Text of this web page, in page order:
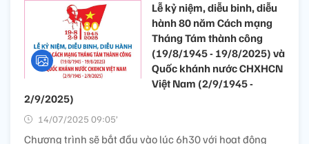
Lễ kỷ niệm, diễu binh, diễu
hành 80 năm Cách mạng
Tháng Tám thành công
(19/8/1945 - 19/8/2025) và
Quốc khánh nước CHXHCN
Việt Nam (2/9/1945 -
2/9/2025)
14/07/2025 09:05’
Chương trình sẽ bắt đầu vào lúc 6h30 với hoạt động